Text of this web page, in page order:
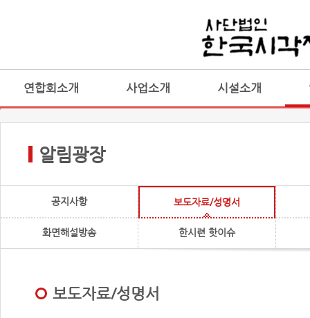
연합회소개 사업소개 시설소개
알림광장
공지사항 보도자료/성명서
화면해설방송 한시련 핫이슈
보도자료/성명서